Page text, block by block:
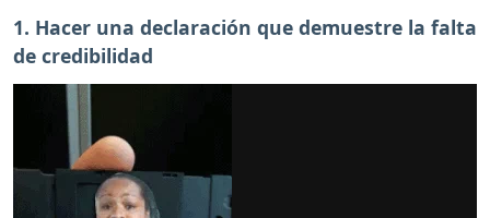
1. Hacer una declaración que demuestre la falta
de credibilidad